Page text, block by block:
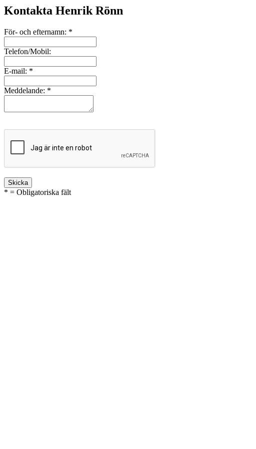
Kontakta Henrik Rönn
För- och efternamn: *
Telefon/Mobil:
E-mail: *
Meddelande: *
* = Obligatoriska fält